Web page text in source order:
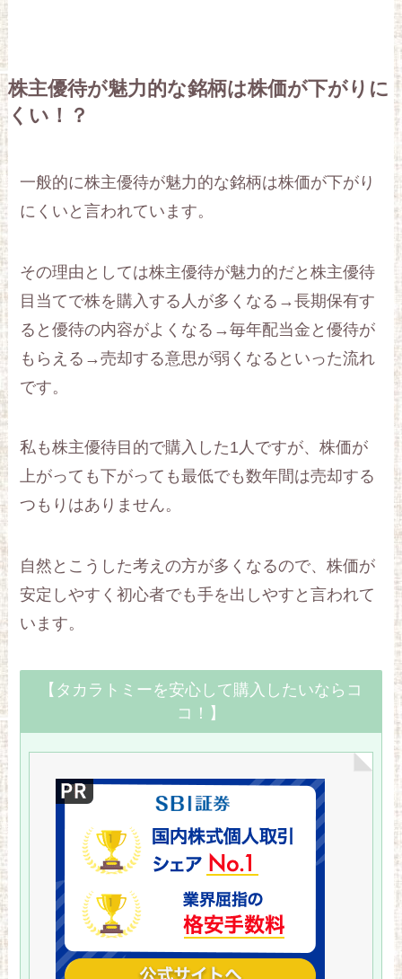
株主優待が魅力的な銘柄は株価が下がりに
くい！？
一般的に株主優待が魅力的な銘柄は株価が下がり
にくいと言われています。
その理由としては株主優待が魅力的だと株主優待
目当てで株を購入する人が多くなる→長期保有す
ると優待の内容がよくなる→毎年配当金と優待が
もらえる→売却する意思が弱くなるといった流れ
です。
私も株主優待目的で購入した1人ですが、株価が
上がっても下がっても最低でも数年間は売却する
つもりはありません。
自然とこうした考えの方が多くなるので、株価が
安定しやすく初心者でも手を出しやすと言われて
います。
【タカラトミーを安心して購入したいならコ
コ！】